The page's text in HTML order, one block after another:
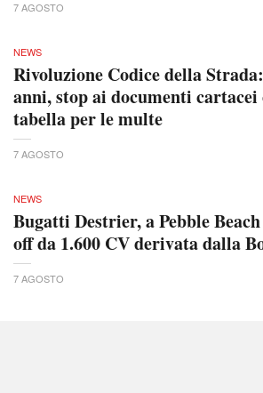
7 AGOSTO
NEWS
Rivoluzione Codice della
anni, stop ai documenti
tabella per le multe
7 AGOSTO
NEWS
Bugatti Destrier, a Pebble
off da 1.600 CV derivata dalla
7 AGOSTO